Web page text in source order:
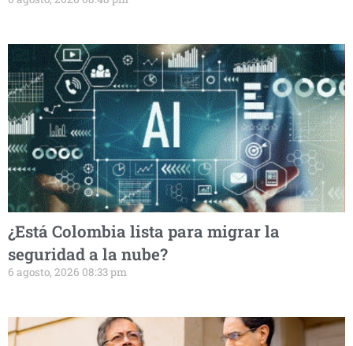
¿Está Colombia lista para migrar la
seguridad a la nube?
6 agosto, 2026 08:33 pm